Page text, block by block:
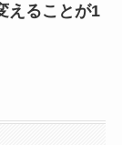
えることが1